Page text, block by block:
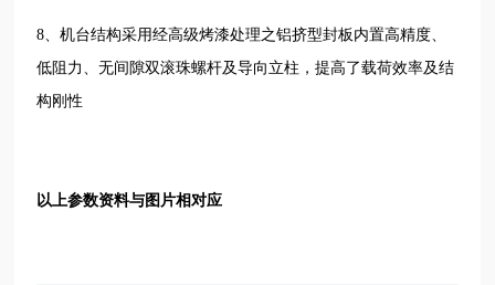
8、机台结构采用经高级烤漆处理之铝挤型封板内置高精度、
低阻力、无间隙双滚珠螺杆及导向立柱，提高了载荷效率及结
构刚性
以上参数资料与图片相对应